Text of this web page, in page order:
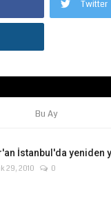
Twitter
Bu Ay
İstanbul'da yeniden
29, 2010 0